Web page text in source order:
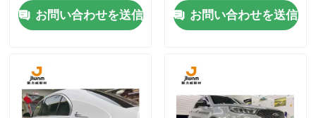
すべての場合
VR
TPU PPFのフィルム
お問い合わせを送信
お問い合わせを送信